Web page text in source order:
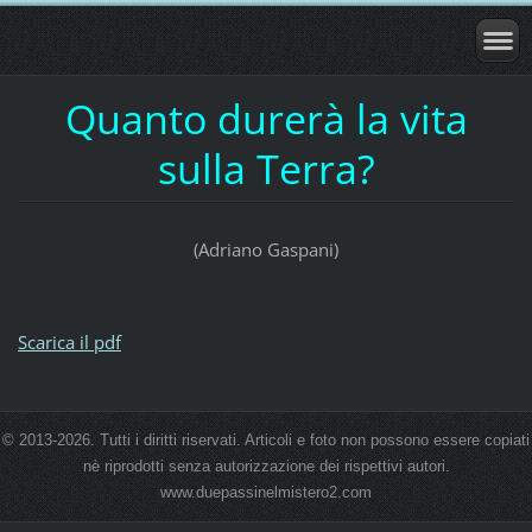
Quanto durerà la vita
sulla Terra?
(Adriano Gaspani)
Scarica il pdf
© 2013-2026. Tutti i diritti riservati. Articoli e foto non possono essere copiati
nè riprodotti senza autorizzazione dei rispettivi autori.
www.duepassinelmistero2.com